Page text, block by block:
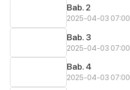
Bab. 2
2025-04-03 07:00
Bab. 3
2025-04-03 07:00
Bab. 4
2025-04-03 07:00